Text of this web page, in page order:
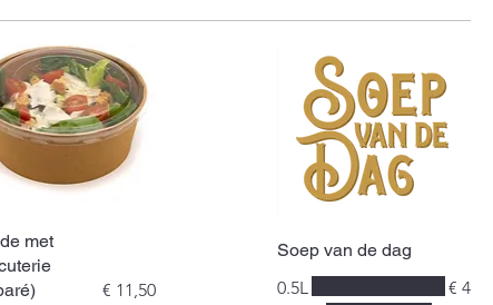
met
€ 11,50
Soep van de dag
0.5L
€ 4